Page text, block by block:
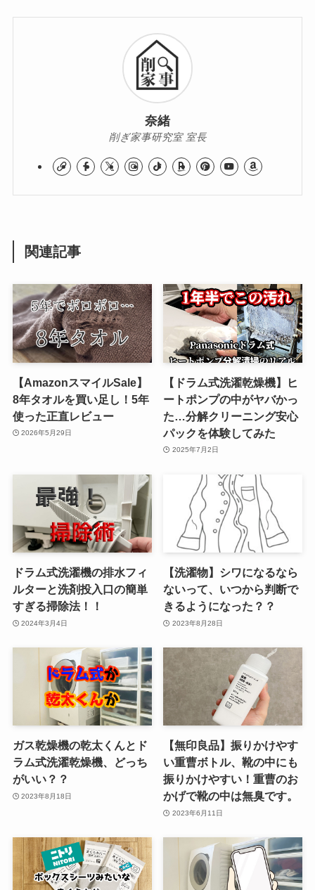
奈緒
削ぎ家事研究室 室長
関連記事
【AmazonスマイルSale】
8年タオルを買い足し！5年
使った正直レビュー
2026年5月29日
【ドラム式洗濯乾燥機】ヒ
ートポンプの中がヤバかっ
た…分解クリーニング安心
パックを体験してみた
2025年7月2日
ドラム式洗濯機の排水フィ
ルターと洗剤投入口の簡単
すぎる掃除法！！
2024年3月4日
【洗濯物】シワになるなら
ないって、いつから判断で
きるようになった？？
2023年8月28日
ガス乾燥機の乾太くんとド
ラム式洗濯乾燥機、どっち
がいい？？
2023年8月18日
【無印良品】振りかけやす
い重曹ボトル、靴の中にも
振りかけやすい！重曹のお
かげで靴の中は無臭です。
2023年6月11日